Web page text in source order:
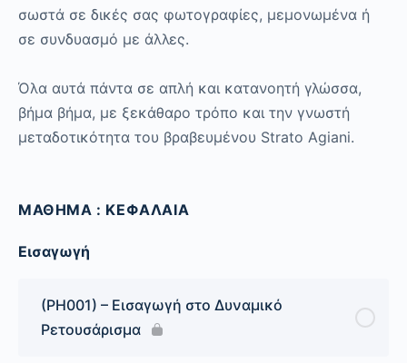
σωστά σε δικές σας φωτογραφίες, μεμονωμένα ή
σε συνδυασμό με άλλες.
Όλα αυτά πάντα σε απλή και κατανοητή γλώσσα,
βήμα βήμα, με ξεκάθαρο τρόπο και την γνωστή
μεταδοτικότητα του βραβευμένου Strato Agiani.
ΜΑΘΗΜΑ : ΚΕΦΑΛΑΙΑ
Εισαγωγή
(PH001) – Εισαγωγή στο Δυναμικό
Ρετουσάρισμα